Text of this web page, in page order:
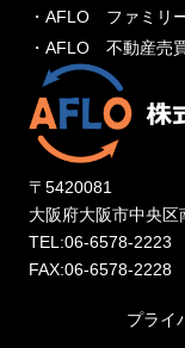
・AFLO ファミリ
・AFLO 不動産売
〒5420081
大阪府大阪市中央
TEL:06-6578-2223
FAX:06-6578-2228
プライ